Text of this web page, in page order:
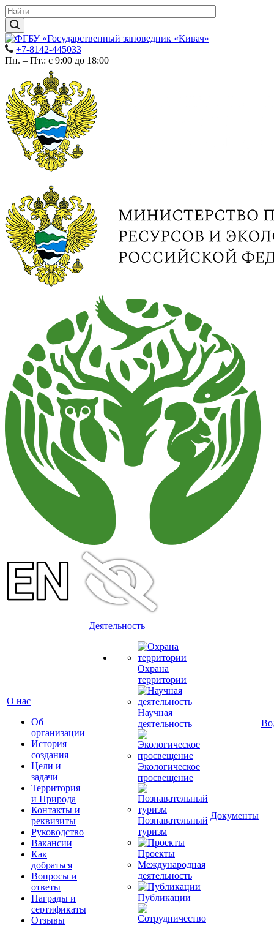
+7-8142-445033
Пн. – Пт.: с 9:00 до 18:00
О нас
Об
организации
История
создания
Цели и
задачи
Территория
и Природа
Контакты и
реквизиты
Руководство
Вакансии
Как
добраться
Вопросы и
ответы
Награды и
сертификаты
Отзывы
Деятельность
Охрана
территории
Научная
деятельность
Экологическое
просвещение
Познавательный
туризм
Проекты
Международная
деятельность
Публикации
Документы